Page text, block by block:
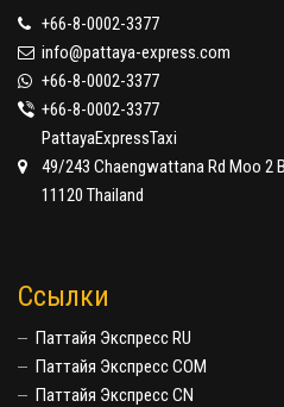
+66-8-0002-3377
info@pattaya-express.com
+66-8-0002-3377
+66-8-0002-3377
PattayaExpressTaxi
49/243 Chaengwattana Rd Moo 2
11120 Thailand
Ссылки
Паттайя Экспресс RU
Паттайя Экспресс COM
Паттайя Экспресс CN